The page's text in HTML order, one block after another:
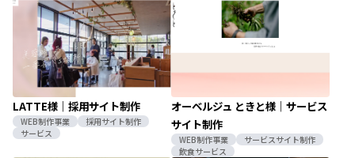
LATTE様｜採用サイト制作
WEB制作事業
採用サイト制作
サービス
オーベルジュ ときと様｜サービス
サイト制作
WEB制作事業
サービスサイト制作
飲食サービス